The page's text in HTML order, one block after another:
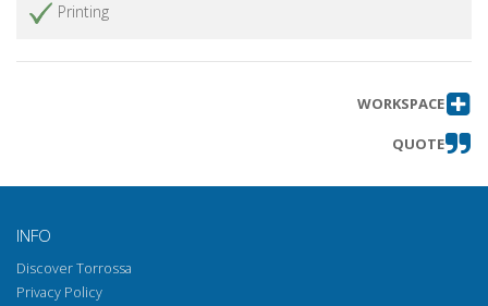
Printing
WORKSPACE
QUOTE
INFO
Discover Torrossa
Privacy Policy